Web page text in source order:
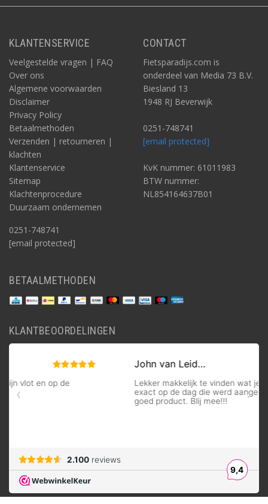
KLANTENSERVICE
Veelgestelde vragen | FAQ
Over ons
Algemene voorwaarden
Disclaimer
Privacy Policy
Betaalmethoden
Verzenden | retourneren |
klachten
Klantenservice
Sitemap
Klachtenprocedure
Duurzaam ondernemen
0251-748741
[email protected]
CONTACT
Fietsparadijs.com is
onderdeel van Media 73 B.V.
Biesland 13
1948 RJ Beverwijk
0251-748741
[email protected]
KvK nummer: 61011983
BTW nummer:
NL854164637B01
BETAALMETHODEN
KLANTBEOORDELINGEN